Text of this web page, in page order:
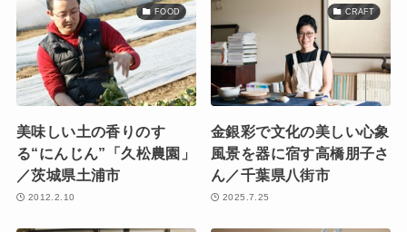
FOOD
美味しい土の香りのす
る“にんじん”「久松農園」
／茨城県土浦市
2012.2.10
CRAFT
金銀彩で文化の美しい心象
風景を器に宿す高橋朋子さ
ん／千葉県八街市
2025.7.25